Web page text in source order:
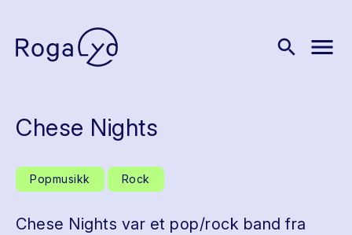
search menu
Chese Nights
Popmusikk Rock
Chese Nights var et pop/rock band fra